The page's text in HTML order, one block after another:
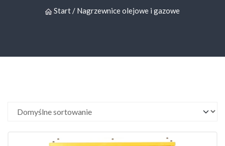
Start/ Nagrzewnice olejowe i gazowe